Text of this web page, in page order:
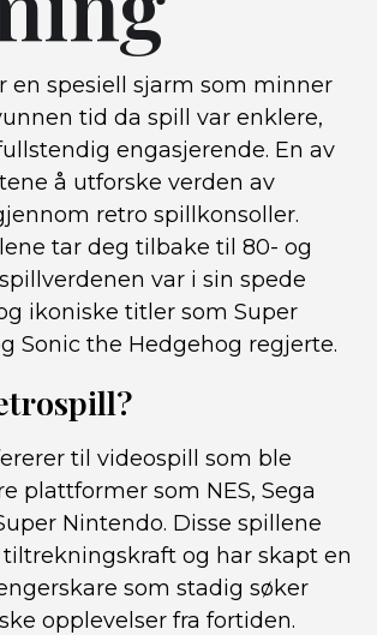
en spesiell sjarm som minner
tid da spill var enklere,
engasjerende. En av
å utforske verden av
retro spillkonsoller.
tar deg tilbake til 80- og
var i sin spede
ikoniske titler som Super
Sonic the Hedgehog regjerte.
til videospill som ble
plattformer som NES, Sega
Nintendo. Disse spillene
og har skapt en
som stadig søker
opplevelser fra fortiden.